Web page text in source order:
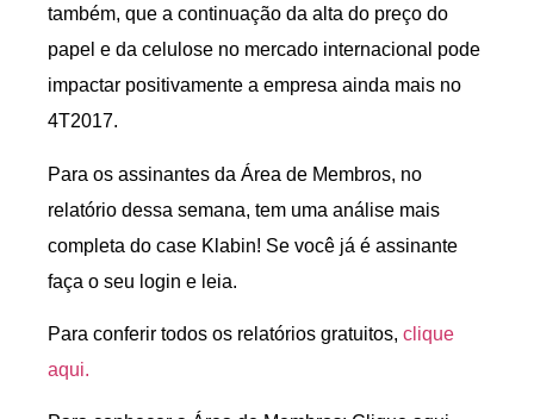
também, que a continuação da alta do preço do
papel e da celulose no mercado internacional pode
impactar positivamente a empresa ainda mais no
4T2017.
Para os assinantes da Área de Membros, no
relatório dessa semana, tem uma análise mais
completa do case Klabin! Se você já é assinante
faça o seu login e leia.
Para conferir todos os relatórios gratuitos, clique
aqui.